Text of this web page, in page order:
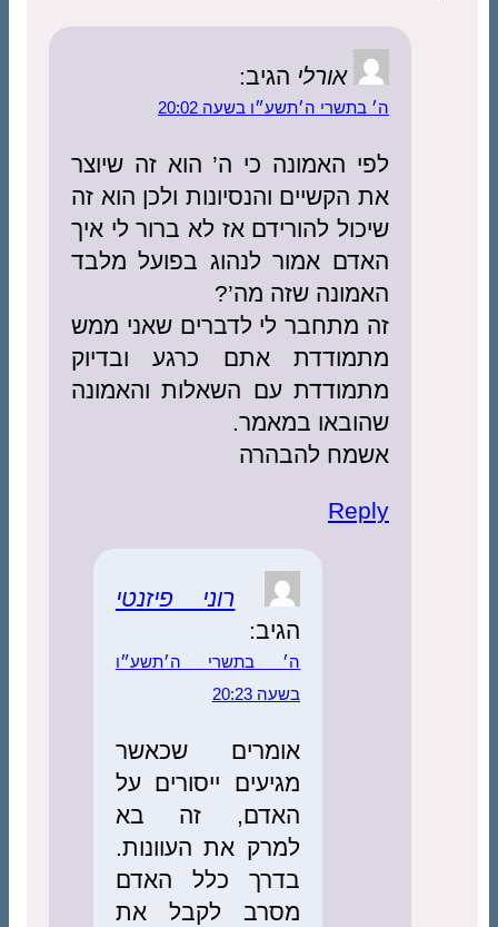
אורלי הגיב:
ה׳ בתשרי ה׳תשע״ו בשעה 20:02
לפי האמונה כי ה’ הוא זה שיוצר
את הקשיים והנסיונות ולכן הוא זה
שיכול להורידם אז לא ברור לי איך
האדם אמור לנהוג בפועל מלבד
האמונה שזה מה’?
זה מתחבר לי לדברים שאני ממש
מתמודדת אתם כרגע ובדיוק
מתמודדת עם השאלות והאמונה
שהובאו במאמר.
אשמח להבהרה
Reply
רוני פיזנטי
הגיב:
ה׳ בתשרי ה׳תשע״ו
בשעה 20:23
אומרים שכאשר
מגיעים ייסורים על
האדם, זה בא
למרק את העוונות.
בדרך כלל האדם
מסרב לקבל את